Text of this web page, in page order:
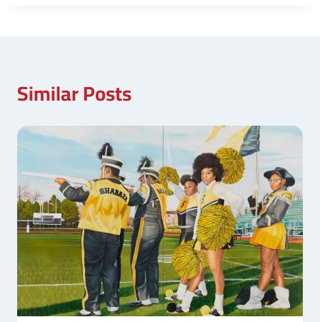
Similar Posts